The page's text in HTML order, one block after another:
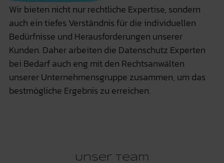
Wir bieten nicht nur rechtliche Expertise, sondern
auch ein tiefes Verständnis für die individuellen
Bedürfnisse und Herausforderungen unserer
Kunden. Daher arbeiten die Datenschutz Experten
bei Bedarf auch eng mit den Rechtsanwälten
unserer Unternehmensgruppe zusammen, um das
bestmögliche Ergebnis zu erreichen.
Unser Team